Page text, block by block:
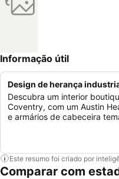
Informação útil
Design de herança
Descubra um interior
Coventry, com um Austin
e armários de cabeceira
Este resumo foi criado por
Comparar com